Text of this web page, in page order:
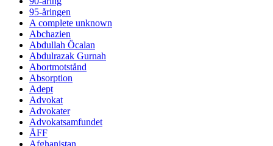
95-åringen
A complete unknown
Abchazien
Abdullah Öcalan
Abdulrazak Gurnah
Abortmotstånd
Absorption
Adept
Advokat
Advokater
Advokatsamfundet
ÅFF
Afghanistan